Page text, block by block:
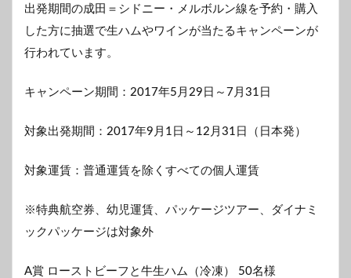
出発期間の成田＝シドニー・メルボルン線を予約・購入
した方に抽選で生ハムやワインが当たるキャンペーンが
行われています。
キャンペーン期間：2017年5月29日～7月31日
対象出発期間：2017年9月1日～12月31日（日本発）
対象運賃：普通運賃を除くすべての個人運賃
※特典航空券、幼児運賃、パッケージツアー、ダイナミ
ックパッケージは対象外
A賞 ローストビーフと牛生ハム（冷凍） 50名様